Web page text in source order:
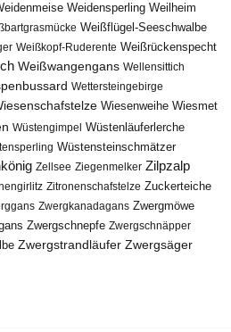
Weidensperling Weilheim
Weißflügel-Seeschwalbe
Weißkopf-Ruderente Weißrückenspecht
Weißwangengans Wellensittich
Wettersteingebirge
Wiesenweihe Wiesmet
Wüstengimpel Wüstenläuferlerche
Wüstensteinschmätzer
Zellsee Ziegenmelker Zilpzalp
Zitronenschafstelze Zuckerteiche
Zwergkanadagans Zwergmöwe
Zwergschnepfe Zwergschnäpper
Zwergstrandläufer Zwergsäger